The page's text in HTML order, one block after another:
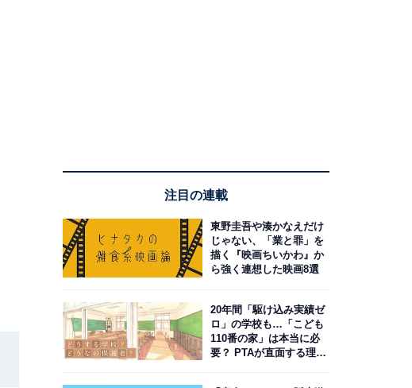
注目の連載
東野圭吾や湊かなえだけ
じゃない、「業と罪」を
描く『映画ちいかわ』か
ら強く連想した映画8選
20年間「駆け込み実績ゼ
ロ」の学校も…「こども
110番の家」は本当に必
要？ PTAが直面する理想